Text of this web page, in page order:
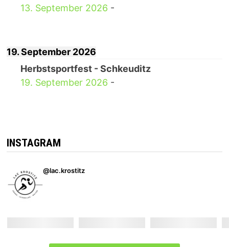
13. September 2026 -
19. September 2026
Herbstsportfest - Schkeuditz
19. September 2026 -
INSTAGRAM
@lac.krostitz